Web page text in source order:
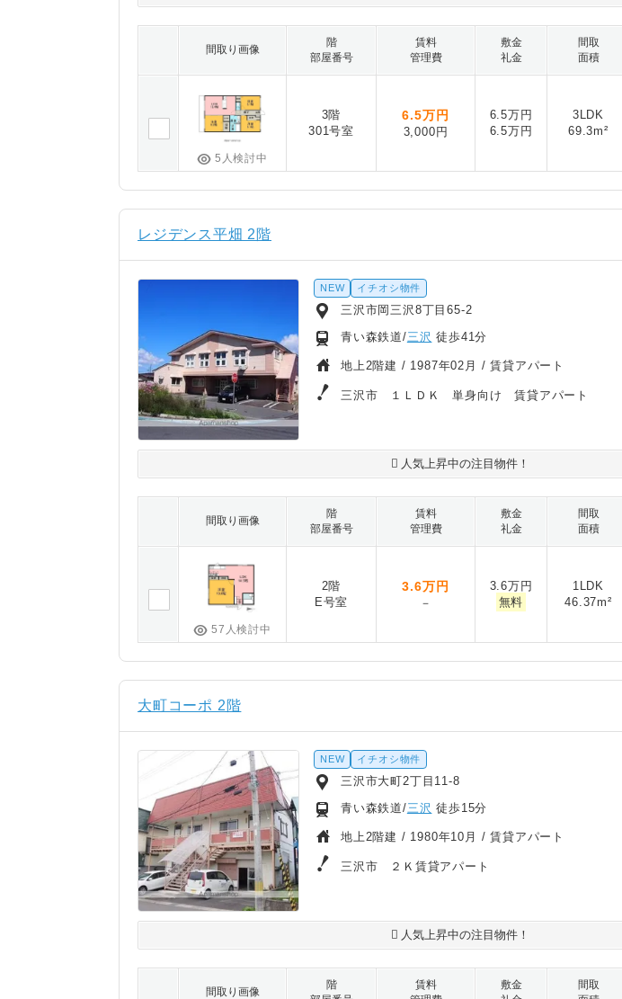
間取り画像
階
部屋番号
賃料
管理費
敷金
礼金
間取
面積
5人検討中
3階
301号室
6.5万円
3,000円
6.5万円
6.5万円
3LDK
69.3m²
レジデンス平畑 2階
NEW イチオシ物件
三沢市岡三沢8丁目65-2
青い森鉄道/三沢 徒歩41分
地上2階建 / 1987年02月 / 賃貸アパート
三沢市 １ＬＤＫ 単身向け 賃貸アパート
人気上昇中の注目物件！
間取り画像
階
部屋番号
賃料
管理費
敷金
礼金
間取
面積
57人検討中
2階
E号室
3.6万円
－
3.6万円
無料
1LDK
46.37m²
大町コーポ 2階
NEW イチオシ物件
三沢市大町2丁目11-8
青い森鉄道/三沢 徒歩15分
地上2階建 / 1980年10月 / 賃貸アパート
三沢市 ２Ｋ賃貸アパート
人気上昇中の注目物件！
間取り画像
階
賃料
敷金
間取